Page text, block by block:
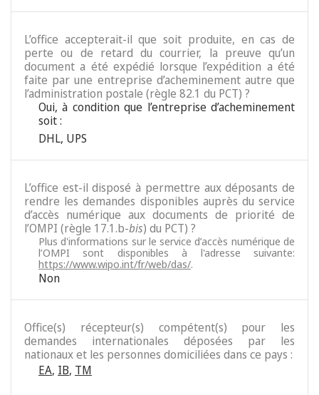
L’office accepterait-il que soit produite, en cas de
perte ou de retard du courrier, la preuve qu’un
document a été expédié lorsque l’expédition a été
faite par une entreprise d’acheminement autre que
l’administration postale (règle 82.1 du PCT) ?
Oui, à condition que l’entreprise d’acheminement
soit :
DHL, UPS
L’office est-il disposé à permettre aux déposants de
rendre les demandes disponibles auprès du service
d’accès numérique aux documents de priorité de
l’OMPI (règle 17.1.b-bis) du PCT) ?
Plus d'informations sur le service d’accès numérique de
l’OMPI sont disponibles à l'adresse suivante:
https://www.wipo.int/fr/web/das/.
Non
Office(s) récepteur(s) compétent(s) pour les
demandes internationales déposées par les
nationaux et les personnes domiciliées dans ce pays :
EA, IB, TM